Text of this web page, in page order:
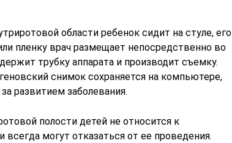
области ребенок сидит на стуле, его
пленку врач размещает непосредственно во
трубку аппарата и производит съемку.
снимок сохраняется на компьютере,
развитием заболевания.
полости детей не относится к
могут отказаться от ее проведения.